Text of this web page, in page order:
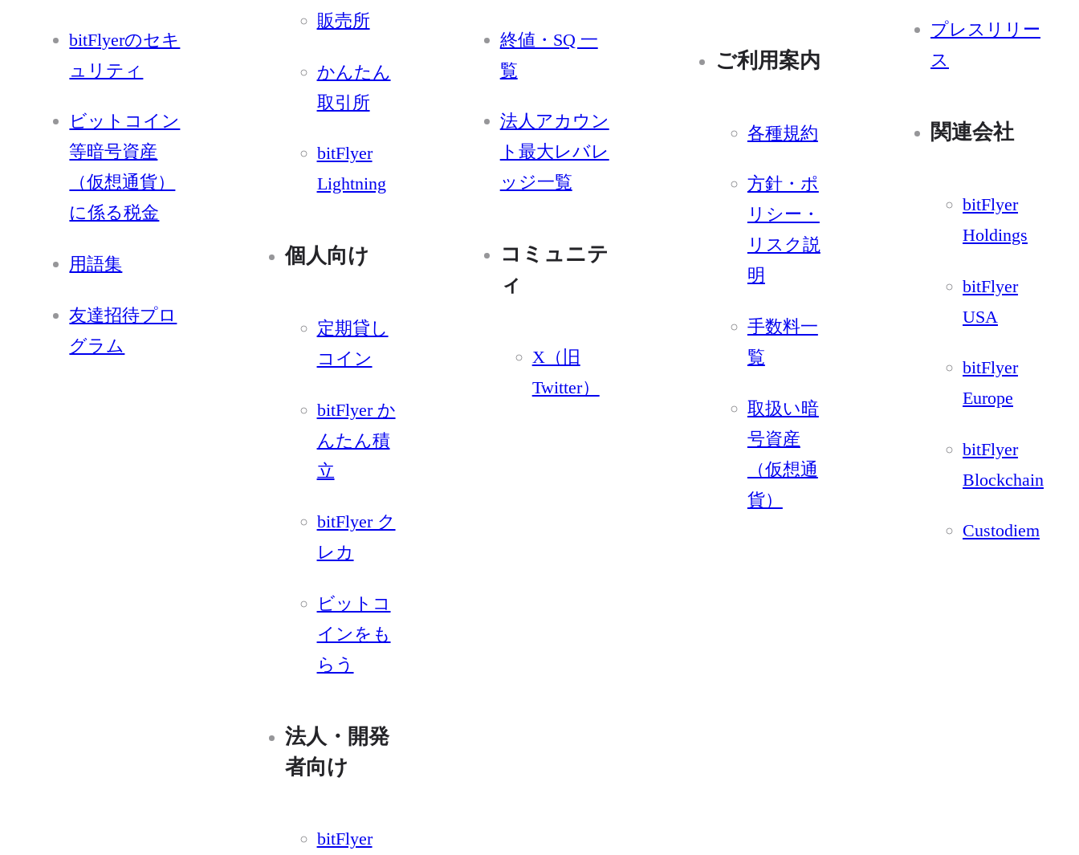
bitFlyerのセキ
ュリティ
ビットコイン
等暗号資産
（仮想通貨）
に係る税金
用語集
友達招待プロ
グラム
販売所
かんたん
取引所
bitFlyer
Lightning
個人向け
定期貸し
コイン
bitFlyer か
んたん積
立
bitFlyer ク
レカ
ビットコ
インをも
らう
法人・開発
者向け
bitFlyer
終値・SQ 一
覧
法人アカウン
ト最大レバレ
ッジ一覧
コミュニテ
ィ
X（旧
Twitter）
ご利用案内
各種規約
方針・ポ
リシー・
リスク説
明
手数料一
覧
取扱い暗
号資産
（仮想通
貨）
プレスリリー
ス
関連会社
bitFlyer
Holdings
bitFlyer
USA
bitFlyer
Europe
bitFlyer
Blockchain
Custodiem